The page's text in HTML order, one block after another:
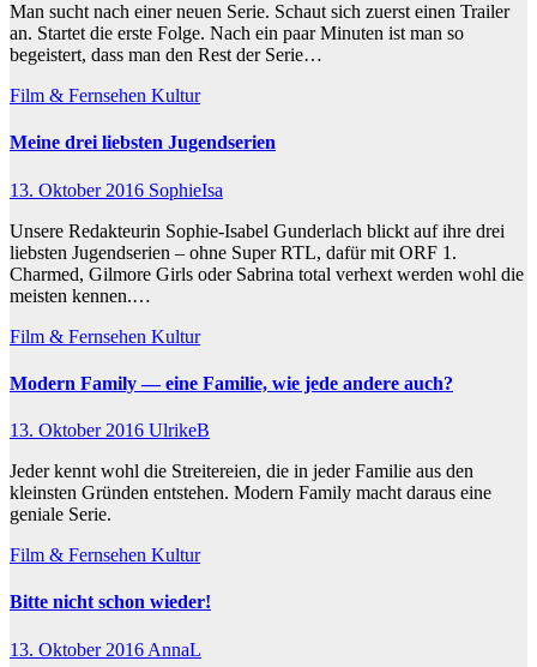
Man sucht nach einer neuen Serie. Schaut sich zuerst einen Trailer
an. Startet die erste Folge. Nach ein paar Minuten ist man so
begeistert, dass man den Rest der Serie…
Film & Fernsehen Kultur
Meine drei liebsten Jugendserien
13. Oktober 2016 SophieIsa
Unsere Redakteurin Sophie-Isabel Gunderlach blickt auf ihre drei
liebsten Jugendserien – ohne Super RTL, dafür mit ORF 1.
Charmed, Gilmore Girls oder Sabrina total verhext werden wohl die
meisten kennen.…
Film & Fernsehen Kultur
Modern Family — eine Familie, wie jede andere auch?
13. Oktober 2016 UlrikeB
Jeder kennt wohl die Streitereien, die in jeder Familie aus den
kleinsten Gründen entstehen. Modern Family macht daraus eine
geniale Serie.
Film & Fernsehen Kultur
Bitte nicht schon wieder!
13. Oktober 2016 AnnaL